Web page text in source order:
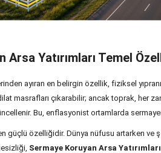
Arsa Yatırımları Temel
ayıran en belirgin özellik, fiziksel
masrafları çıkarabilir; ancak toprak, her
Bu, enflasyonist ortamlarda
en güçlü özelliğidir. Dünya nüfusu artarken
Sermaye Koruyan Arsa Yatırımları